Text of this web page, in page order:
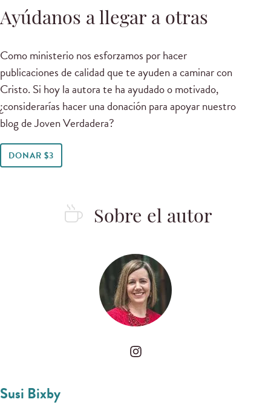
Ayúdanos a llegar a otras
Como ministerio nos esforzamos por hacer
publicaciones de calidad que te ayuden a caminar con
Cristo. Si hoy la autora te ha ayudado o motivado,
¿considerarías hacer una donación para apoyar nuestro
blog de Joven Verdadera?
DONAR $3
Sobre el autor
Susi Bixby